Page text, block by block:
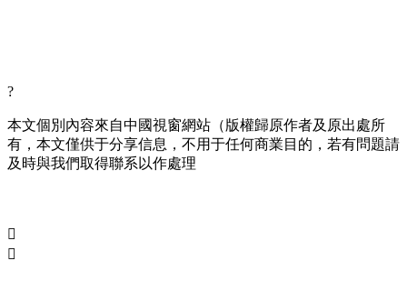
?
本文個別內容來自中國視窗網站（版權歸原作者及原出處所
有，本文僅供于分享信息，不用于任何商業目的，若有問題請
及時與我們取得聯系以作處理

